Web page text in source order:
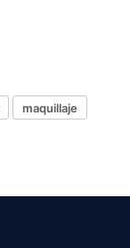
maquillaje